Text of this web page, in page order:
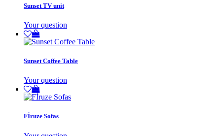
Sunset TV unit
Your question
Sunset Coffee Table
Your question
Fİruze Sofas